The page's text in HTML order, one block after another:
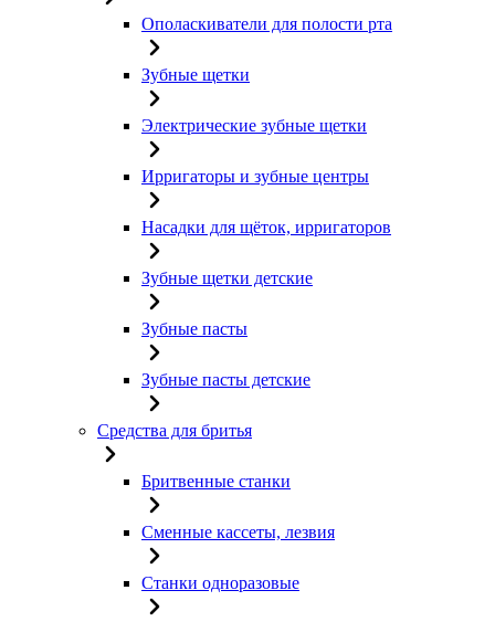
Ополаскиватели для полости рта
Зубные щетки
Электрические зубные щетки
Ирригаторы и зубные центры
Насадки для щёток, ирригаторов
Зубные щетки детские
Зубные пасты
Зубные пасты детские
Средства для бритья
Бритвенные станки
Сменные кассеты, лезвия
Станки одноразовые